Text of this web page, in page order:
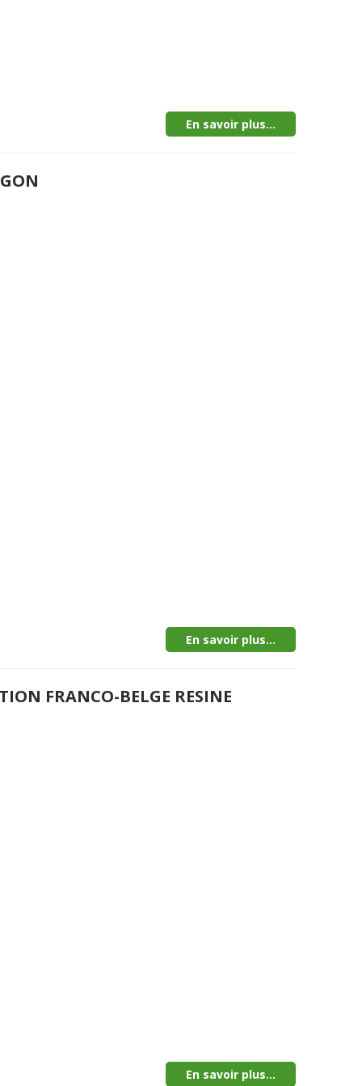
En savoir plus...
En savoir plus...
FRANCO-BELGE RESINE
En savoir plus...